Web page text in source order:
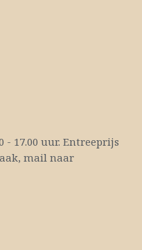
- 17.00 uur. Entreeprijs
mail naar